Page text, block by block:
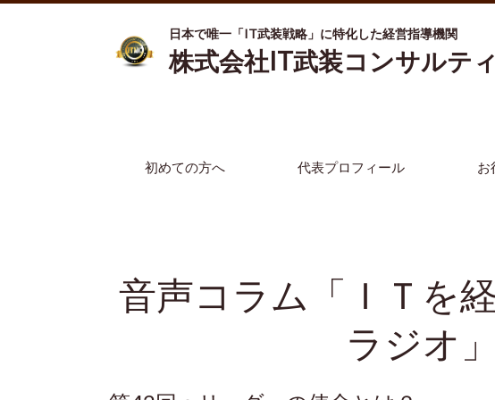
日本で唯一「IT武装戦略」に特化した経営指導機関
株式会社IT武装コンサルテ
初めての方へ 代表プロフィール お
音声コラム「ＩＴを
ラジオ」